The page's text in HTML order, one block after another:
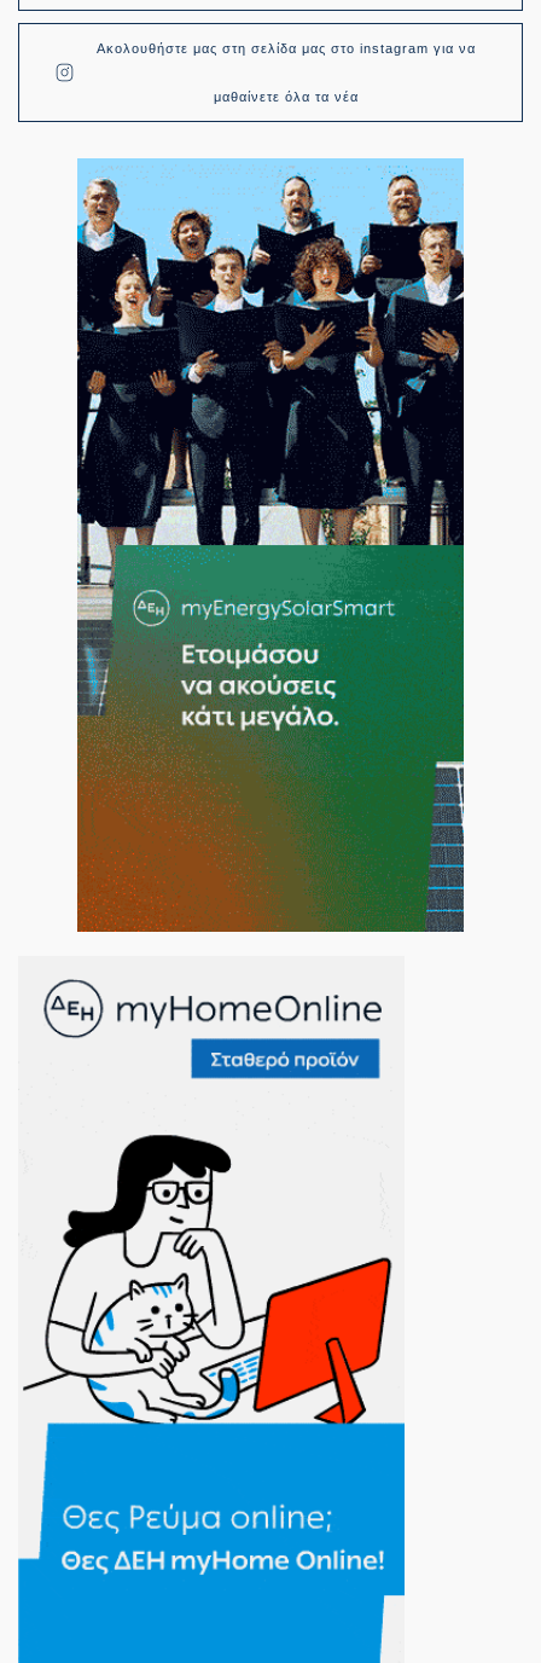
Ακολουθήστε μας στη σελίδα μας στο instagram για να
μαθαίνετε όλα τα νέα